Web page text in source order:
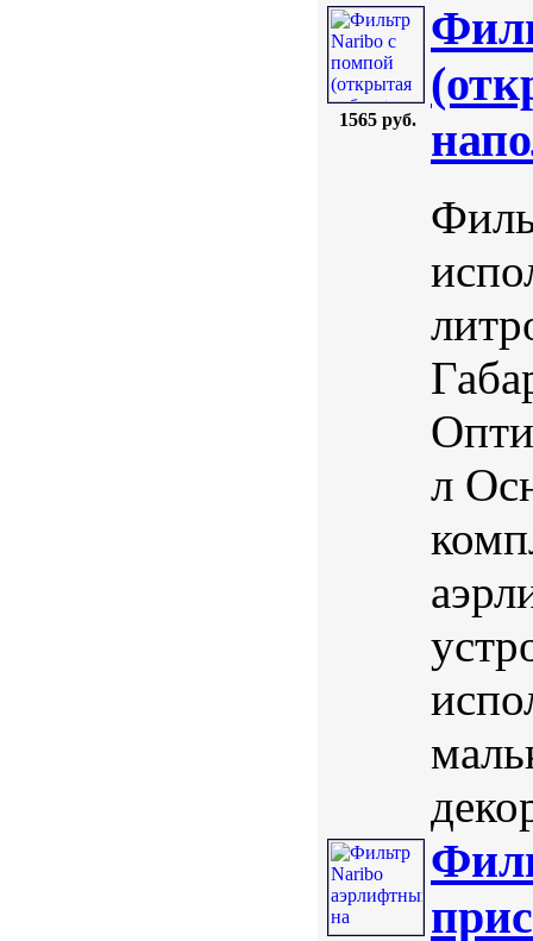
1565 руб.
л